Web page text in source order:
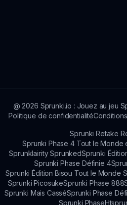
@ 2026 Sprunki.io : Jouez au jeu
Politique de confidentialité
Sprunki Retake
Sprunki Phase 4 Tout le Monde
Sprunklairity SprunkedSprunki
Sprunki Phase Définie 4
Sprunki Édition Bisou Tout le Monde
Sprunki PicosukeSprunki Phase 888
Sprunki Mais CasséSprunki Phase
Sprunki Phase